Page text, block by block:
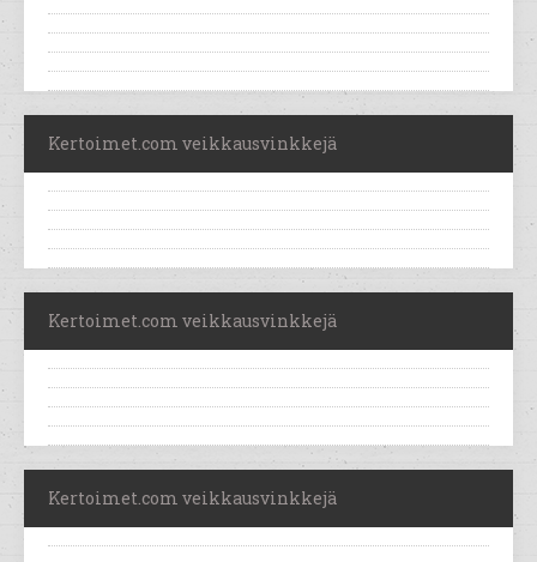
Kertoimet.com veikkausvinkkejä
Kertoimet.com veikkausvinkkejä
Kertoimet.com veikkausvinkkejä